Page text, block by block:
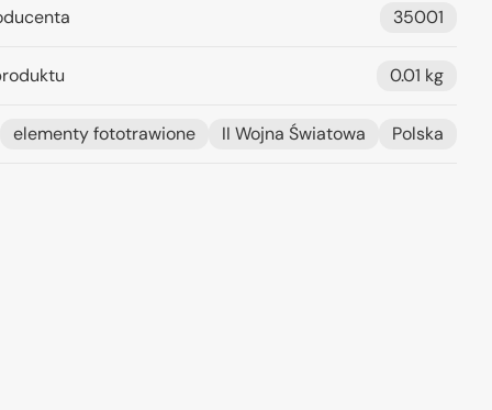
35001
0.01 kg
elementy fototrawione II Wojna Światowa Polska